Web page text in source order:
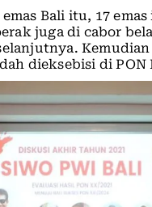
Bali itu, 17
juga di cabor
dieksebisi di PON